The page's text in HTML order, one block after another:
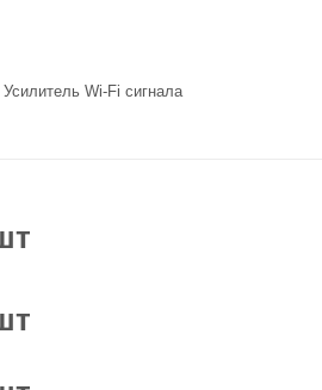
Wi-Fi сигнала